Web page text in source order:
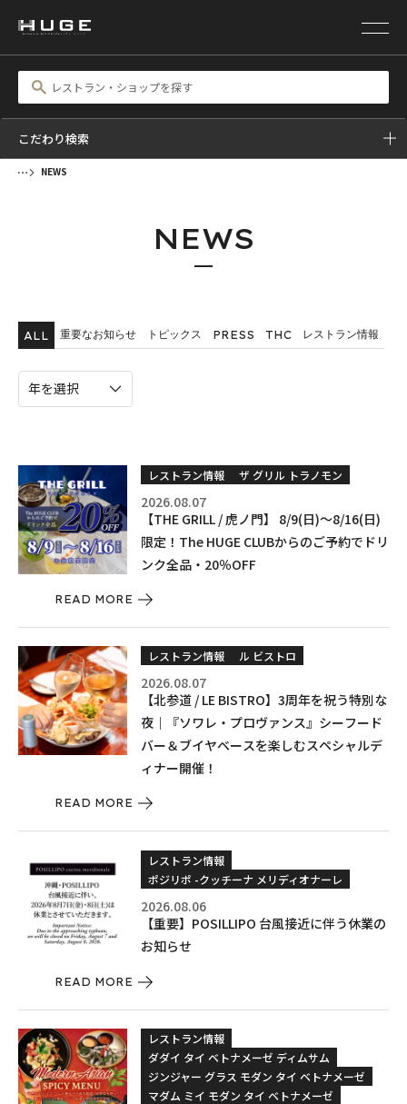
こだわり検索
NEWS
NEWS
ALL 重要なお知らせ トピックス PRESS THC レストラン情報
レストラン情報 ザ グリル トラノモン
2026.08.07
【THE GRILL / 虎ノ門】 8/9(日)〜8/16(日)
限定！The HUGE CLUBからのご予約でドリ
ンク全品・20％OFF
READ MORE
レストラン情報 ル ビストロ
2026.08.07
【北参道 / LE BISTRO】3周年を祝う特別な
夜｜『ソワレ・プロヴァンス』シーフード
バー＆ブイヤベースを楽しむスペシャルデ
ィナー開催！
READ MORE
レストラン情報
ポジリポ -クッチーナ メリディオナーレ
2026.08.06
【重要】POSILLIPO 台風接近に伴う休業の
お知らせ
READ MORE
レストラン情報
ダダイ タイ ベトナメーゼ ディムサム
ジンジャー グラス モダン タイ ベトナメーゼ
マダム ミイ モダン タイ ベトナメーゼ